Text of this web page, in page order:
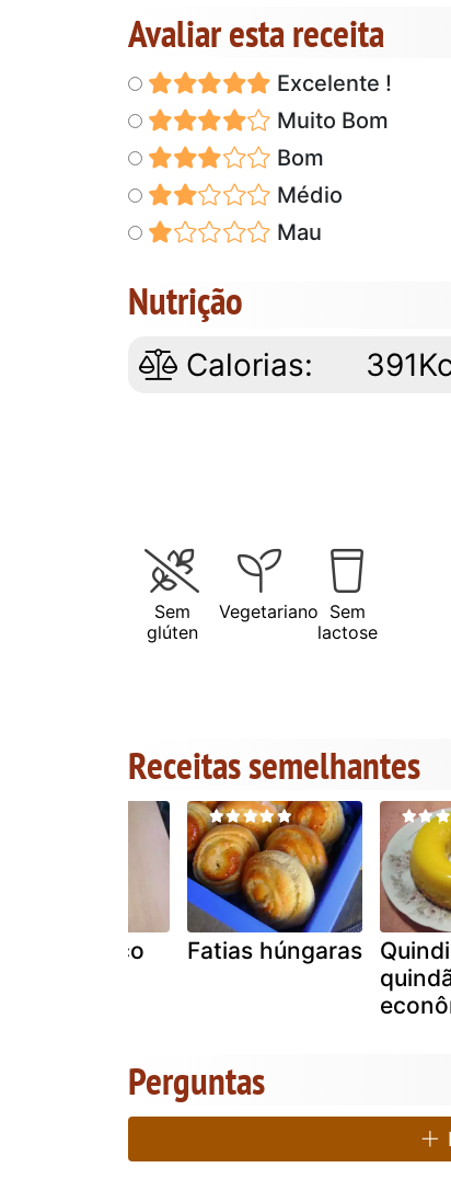
Avaliar esta receita
Excelente !
Muito Bom
Bom
Médio
Mau
Nutrição
Calorias:
Sem
glúten
Vegetariano Sem
lactose
Receitas semelhantes
de coco Fatias húngaras
Perguntas